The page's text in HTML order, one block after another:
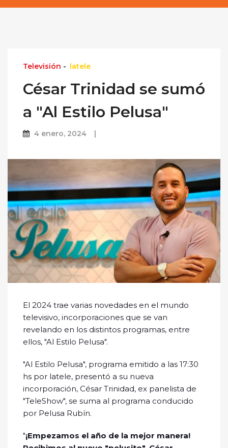
Televisión - latele
César Trinidad se sumó
a "Al Estilo Pelusa"
4 enero, 2024
El 2024 trae varias novedades en el mundo
televisivo, incorporaciones que se van
revelando en los distintos programas, entre
ellos, "Al Estilo Pelusa".
"Al Estilo Pelusa", programa emitido a las 17:30
hs por latele, presentó a su nueva
incorporación, César Trinidad, ex panelista de
"TeleShow", se suma al programa conducido
por Pelusa Rubín.
"¡Empezamos el año de la mejor manera!